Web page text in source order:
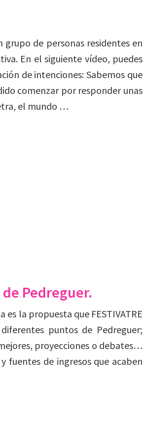
de personas residentes en
En el siguiente vídeo, puedes
de intenciones: Sabemos que
comenzar por responder unas
el mundo …
Pedreguer.
la propuesta que FESTIVATRE
puntos de Pedreguer;
proyecciones o debates…
fuentes de ingresos que acaben